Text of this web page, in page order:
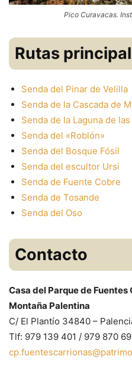
Pico Curavacas.
Rutas
Senda del Pinar de Velilla
Senda de la Cascada de
Senda de la Laguna de las
Senda del «Roblón»
Senda del Bosque Fósil
Senda del escultor Ursi
Senda de Fuente Cobre
Senda de Tosande
Senda del Oso
Contacto
Casa del Parque de
Montaña Palentina
C/ El Plantío 34840 –
Tlf: 979 139 401 / 979 870